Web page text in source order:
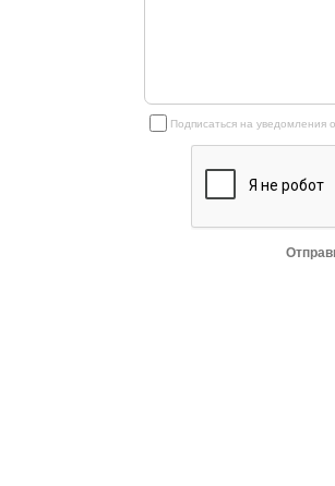
Подписаться на уведомления